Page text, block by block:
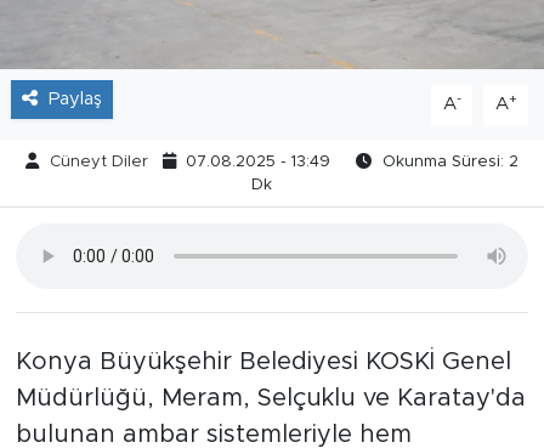
Paylaş A- A+
Cüneyt Diler 07.08.2025 - 13:49
Okunma Süresi: 2
Dk
Konya Büyükşehir Belediyesi KOSKİ Genel
Müdürlüğü, Meram, Selçuklu ve Karatay'da
bulunan ambar sistemleriyle hem